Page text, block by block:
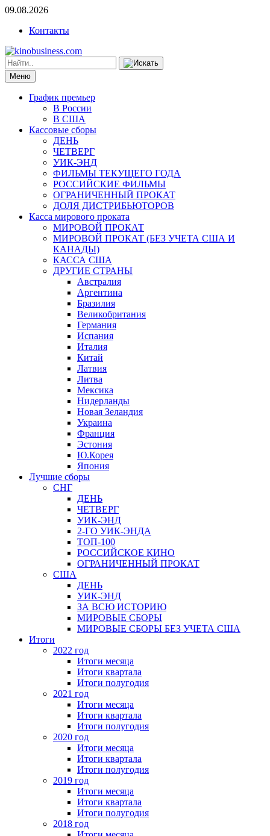
09.08.2026
Контакты
Меню
График премьер
В России
В США
Кассовые сборы
ДЕНЬ
ЧЕТВЕРГ
УИК-ЭНД
ФИЛЬМЫ ТЕКУЩЕГО ГОДА
РОССИЙСКИЕ ФИЛЬМЫ
ОГРАНИЧЕННЫЙ ПРОКАТ
ДОЛЯ ДИСТРИБЬЮТОРОВ
Касса мирового проката
МИРОВОЙ ПРОКАТ
МИРОВОЙ ПРОКАТ (БЕЗ УЧЕТА США И
КАНАДЫ)
КАССА США
ДРУГИЕ СТРАНЫ
Австралия
Аргентина
Бразилия
Великобритания
Германия
Испания
Италия
Китай
Латвия
Литва
Мексика
Нидерланды
Новая Зеландия
Украина
Франция
Эстония
Ю.Корея
Япония
Лучшие сборы
СНГ
ДЕНЬ
ЧЕТВЕРГ
УИК-ЭНД
2-ГО УИК-ЭНДА
ТОП-100
РОССИЙСКОЕ КИНО
ОГРАНИЧЕННЫЙ ПРОКАТ
США
ДЕНЬ
УИК-ЭНД
ЗА ВСЮ ИСТОРИЮ
МИРОВЫЕ СБОРЫ
МИРОВЫЕ СБОРЫ БЕЗ УЧЕТА США
Итоги
2022 год
Итоги месяца
Итоги квартала
Итоги полугодия
2021 год
Итоги месяца
Итоги квартала
Итоги полугодия
2020 год
Итоги месяца
Итоги квартала
Итоги полугодия
2019 год
Итоги месяца
Итоги квартала
Итоги полугодия
2018 год